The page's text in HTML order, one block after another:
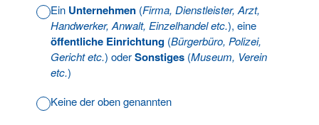
Ein Unternehmen (Firma, Dienstleister, Arzt,
Handwerker, Anwalt, Einzelhandel etc.), eine
öffentliche Einrichtung (Bürgerbüro, Polizei,
Gericht etc.) oderSonstiges (Museum, Verein
etc.)
Keine der oben genannten